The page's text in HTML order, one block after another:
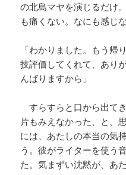
の北島マヤを演じるだけ
も痛くない。なにも感じな
「わかりました。もう帰
技評価してくれて、あり
んばりますから」
すらすらと口から出て
片もみえなかった、と、
には、あたしの本当の気
う。彼がライターを使う
た。気まずい沈黙が、あ